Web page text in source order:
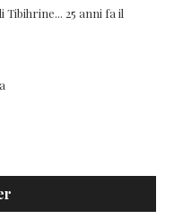
25 anni fa il